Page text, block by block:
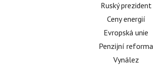
Ruský prezident
Ceny energií
Evropská unie
Penzijní reforma
Vynález